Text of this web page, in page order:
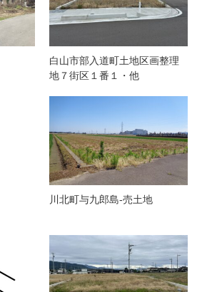
白山市部入道町土地区画整理
地７街区１番１・他
川北町与九郎島-売土地